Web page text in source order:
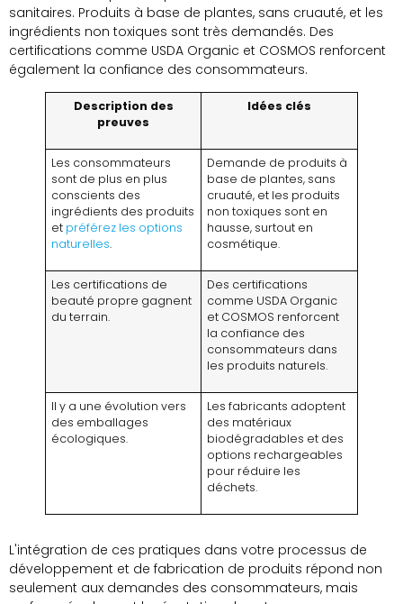
sanitaires. Produits à base de plantes, sans cruauté, et les
ingrédients non toxiques sont très demandés. Des
certifications comme USDA Organic et COSMOS renforcent
également la confiance des consommateurs.
Description des
preuves
Idées clés
Les consommateurs
sont de plus en plus
conscients des
ingrédients des produits
et préférez les options
naturelles.
Demande de produits à
base de plantes, sans
cruauté, et les produits
non toxiques sont en
hausse, surtout en
cosmétique.
Les certifications de
beauté propre gagnent
du terrain.
Des certifications
comme USDA Organic
et COSMOS renforcent
la confiance des
consommateurs dans
les produits naturels.
Il y a une évolution vers
des emballages
écologiques.
Les fabricants adoptent
des matériaux
biodégradables et des
options rechargeables
pour réduire les
déchets.
L'intégration de ces pratiques dans votre processus de
développement et de fabrication de produits répond non
seulement aux demandes des consommateurs, mais